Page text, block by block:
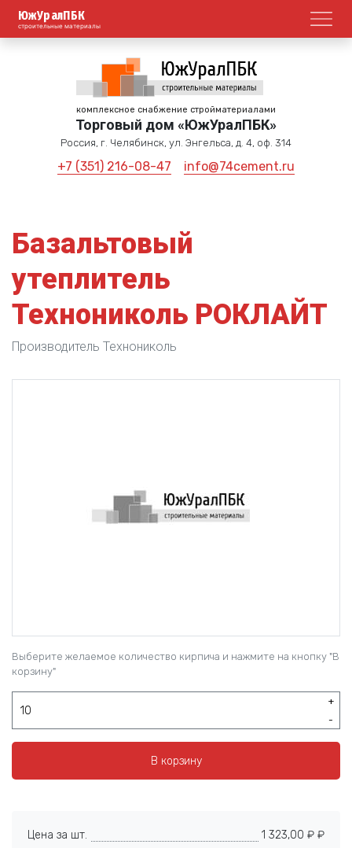
ЮжУралПБК
строительные материалы
комплексное снабжение стройматериалами
Торговый дом «ЮжУралПБК»
Россия, г. Челябинск, ул. Энгельса, д. 4, оф. 314
+7 (351) 216-08-47 info@74cement.ru
Базальтовый
утеплитель
Технониколь РОКЛАЙТ
Производитель Технониколь
Выберите желаемое количество кирпича и нажмите на кнопку "В
корзину"
+
-
В корзину
Цена за шт. 1 323,00 ₽ ₽